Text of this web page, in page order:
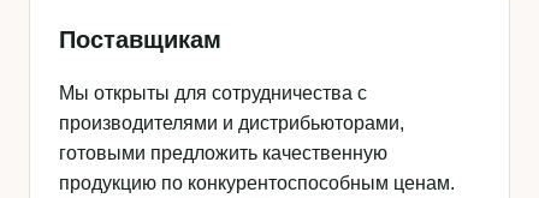
Поставщикам
Мы открыты для сотрудничества с
производителями и дистрибьюторами,
готовыми предложить качественную
продукцию по конкурентоспособным ценам.